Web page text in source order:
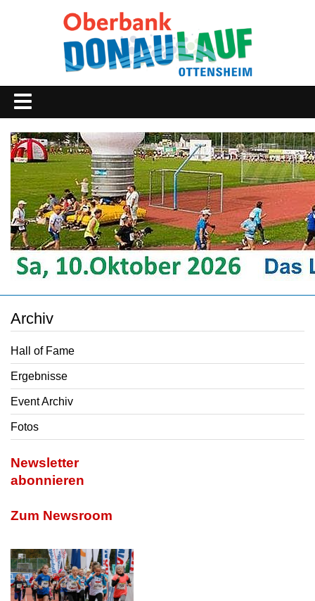
Archiv
Hall of Fame
Ergebnisse
Event Archiv
Fotos
Newsletter
abonnieren
Zum Newsroom